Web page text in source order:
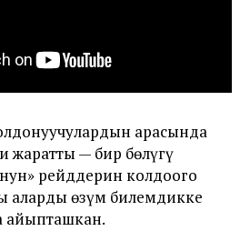
арасында
жаратты — бир бөлүгү
рейддерин колдоого
аларды өзүм билемдикке
айыпташкан.